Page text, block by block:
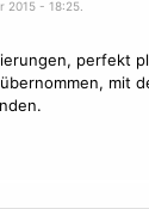
2015 - 18:25.
perfekt
mit